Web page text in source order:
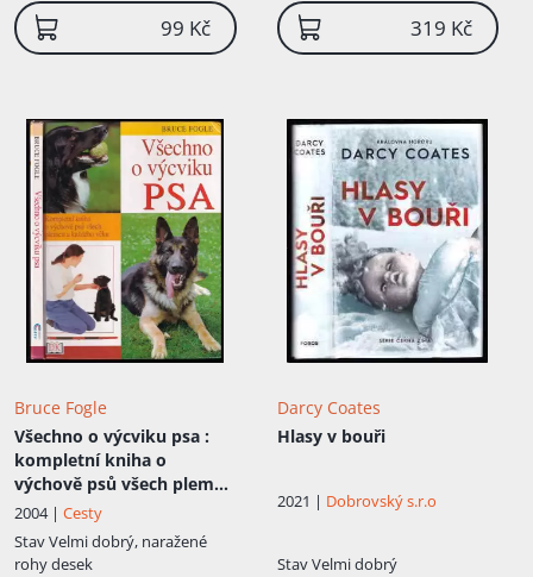
99 Kč 319 Kč
Bruce Fogle
Všechno o výcviku psa :
kompletní kniha o
výchově psů všech plemen
a každého věku
2004 | Cesty
StavVelmi dobrý, naražené
rohy desek
Darcy Coates
Hlasy v bouři
2021 | Dobrovský s.r.o
StavVelmi dobrý